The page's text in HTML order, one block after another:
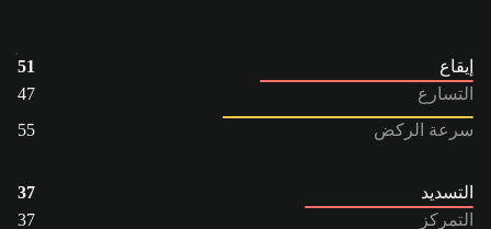
إيقاع
51
التسارع
47
سرعة الركض
55
التسديد
37
التمركز
37